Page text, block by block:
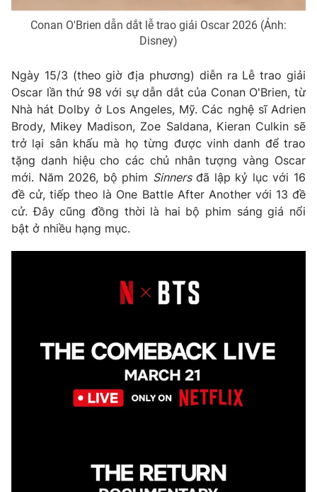
Conan O'Brien dẫn dắt lễ trao giải Oscar 2026 (Ảnh:
Disney)
Ngày 15/3 (theo giờ địa phương) diễn ra Lễ trao giải
Oscar lần thứ 98 với sự dẫn dắt của Conan O'Brien, từ
Nhà hát Dolby ở Los Angeles, Mỹ. Các nghệ sĩ Adrien
Brody, Mikey Madison, Zoe Saldana, Kieran Culkin sẽ
trở lại sân khấu mà họ từng được vinh danh để trao
tặng danh hiệu cho các chủ nhân tượng vàng Oscar
mới. Năm 2026, bộ phim Sinnersđã lập kỷ lục với 16
đề cử, tiếp theo là One Battle After Another với 13 đề
cử. Đây cũng đồng thời là hai bộ phim sáng giá nổi
bật ở nhiều hạng mục.